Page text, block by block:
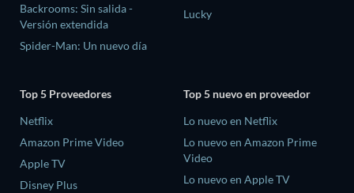
Backrooms: Sin salida -
Versión extendida
Spider-Man: Un nuevo día
Lucky
Top 5 Proveedores
Netflix
Amazon Prime Video
Apple TV
Disney Plus
Top 5 nuevo en proveedor
Lo nuevo en Netflix
Lo nuevo en Amazon Prime
Video
Lo nuevo en Apple TV